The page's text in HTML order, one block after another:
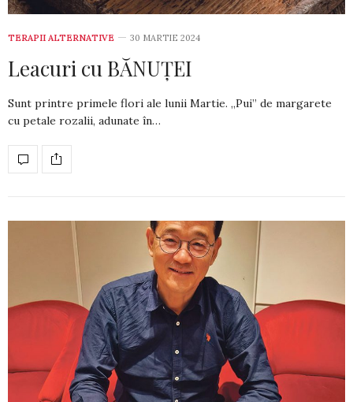
TERAPII ALTERNATIVE 30 MARTIE 2024
Leacuri cu BĂNUȚEI
Sunt printre primele flori ale lunii Martie. „Pui” de margarete
cu petale ro­zalii, adu­nate în…